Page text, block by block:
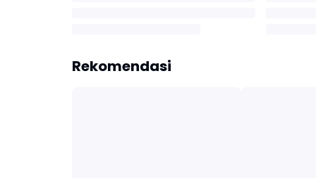
Rekomendasi